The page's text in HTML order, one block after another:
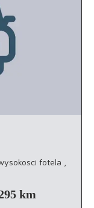
fotela ,
km